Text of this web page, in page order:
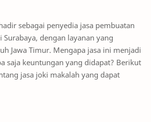
sebagai penyedia jasa pembuatan
dengan layanan yang
Jawa Timur. Mengapa jasa ini menjadi
saja keuntungan yang didapat? Berikut
jasa joki makalah yang dapat